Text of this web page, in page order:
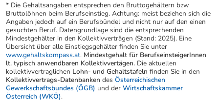
* Die Gehaltsangaben entsprechen den Bruttogehältern bzw
Bruttolöhnen beim Berufseinstieg. Achtung: meist beziehen sich die
Angaben jedoch auf ein Berufsbündel und nicht nur auf den einen
gesuchten Beruf. Datengrundlage sind die entsprechenden
Mindestgehälter in den Kollektivverträgen (Stand: 2025). Eine
Übersicht über alle Einstiegsgehälter finden Sie unter
www.gehaltskompass.at. Mindestgehalt für BerufseinsteigerInnen
lt. typisch anwendbaren Kollektivvertägen. Die aktuellen
kollektivvertraglichen Lohn- und Gehaltstafeln finden Sie in den
Kollektivvertrags-Datenbanken des Österreichischen
Gewerkschaftsbundes (ÖGB) und der Wirtschaftskammer
Österreich (WKÖ).